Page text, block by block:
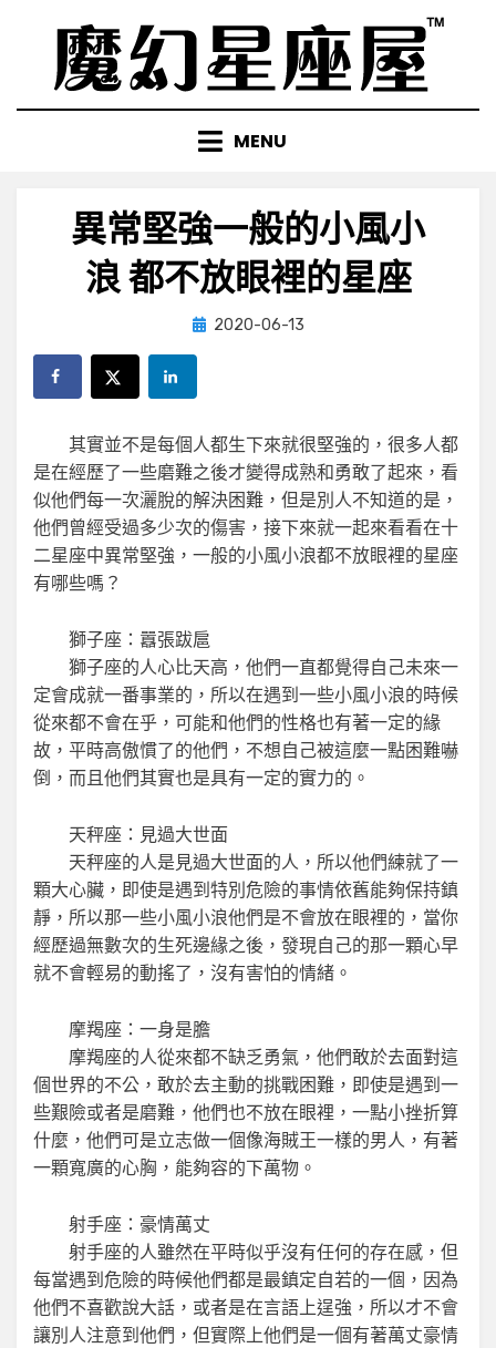
content
MENU
異常堅強一般的小風小
浪 都不放眼裡的星座
by小編
Posted
2020-06-13
其實並不是每個人都生下來就很堅強的，很多人都
是在經歷了一些磨難之後才變得成熟和勇敢了起來，看
似他們每一次灑脫的解決困難，但是別人不知道的是，
他們曾經受過多少次的傷害，接下來就一起來看看在十
二星座中異常堅強，一般的小風小浪都不放眼裡的星座
有哪些嗎？
獅子座：囂張跋扈
獅子座的人心比天高，他們一直都覺得自己未來一
定會成就一番事業的，所以在遇到一些小風小浪的時候
從來都不會在乎，可能和他們的性格也有著一定的緣
故，平時高傲慣了的他們，不想自己被這麼一點困難嚇
倒，而且他們其實也是具有一定的實力的。
天秤座：見過大世面
天秤座的人是見過大世面的人，所以他們練就了一
顆大心臟，即使是遇到特別危險的事情依舊能夠保持鎮
靜，所以那一些小風小浪他們是不會放在眼裡的，當你
經歷過無數次的生死邊緣之後，發現自己的那一顆心早
就不會輕易的動搖了，沒有害怕的情緒。
摩羯座：一身是膽
摩羯座的人從來都不缺乏勇氣，他們敢於去面對這
個世界的不公，敢於去主動的挑戰困難，即使是遇到一
些艱險或者是磨難，他們也不放在眼裡，一點小挫折算
什麼，他們可是立志做一個像海賊王一樣的男人，有著
一顆寬廣的心胸，能夠容的下萬物。
射手座：豪情萬丈
射手座的人雖然在平時似乎沒有任何的存在感，但
每當遇到危險的時候他們都是最鎮定自若的一個，因為
他們不喜歡說大話，或者是在言語上逞強，所以才不會
讓別人注意到他們，但實際上他們是一個有著萬丈豪情